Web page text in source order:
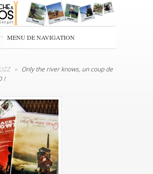
MENU DE NAVIGATION
» Only the river knows, un coup de
!